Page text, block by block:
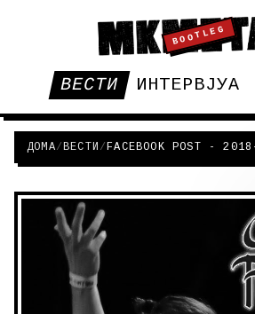
BOOTLEG
ВЕСТИ ИНТЕРВЈУА
ДОМА/ВЕСТИ /FACEBOOK POST -